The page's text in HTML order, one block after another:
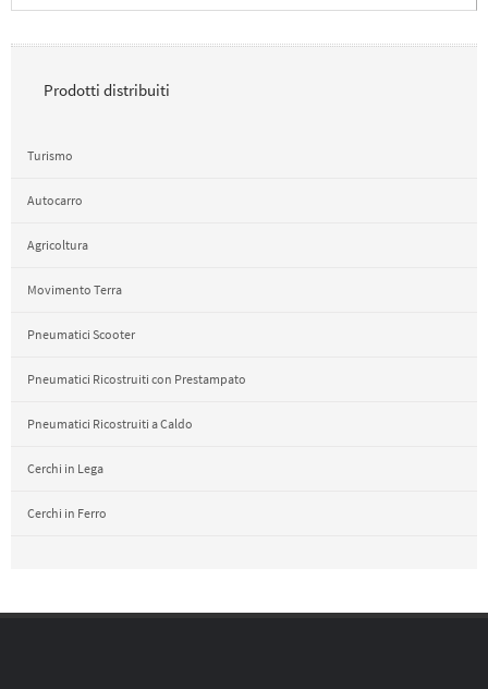
Prodotti distribuiti
Turismo
Autocarro
Agricoltura
Movimento Terra
Pneumatici Scooter
Pneumatici Ricostruiti con Prestampato
Pneumatici Ricostruiti a Caldo
Cerchi in Lega
Cerchi in Ferro